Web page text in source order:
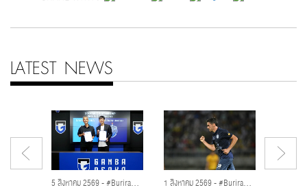
LATEST NEWS
5 สิงหาคม 2569 - #BuriramUnited,#บุรีรัมย์ยูไนเต็ด,#GambaOsaka 1 สิงหาคม 2569 - #BuriramUnited,#บุรีรัมย์ยูไนเต็ด,#PattaniFC,#PreSeason2026,#วูคานซาวิเชวิช